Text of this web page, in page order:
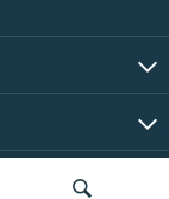
права защищены.